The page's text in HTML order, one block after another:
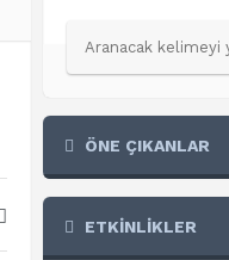
ÖNE ÇIKANLAR
ETKİNLİKLER